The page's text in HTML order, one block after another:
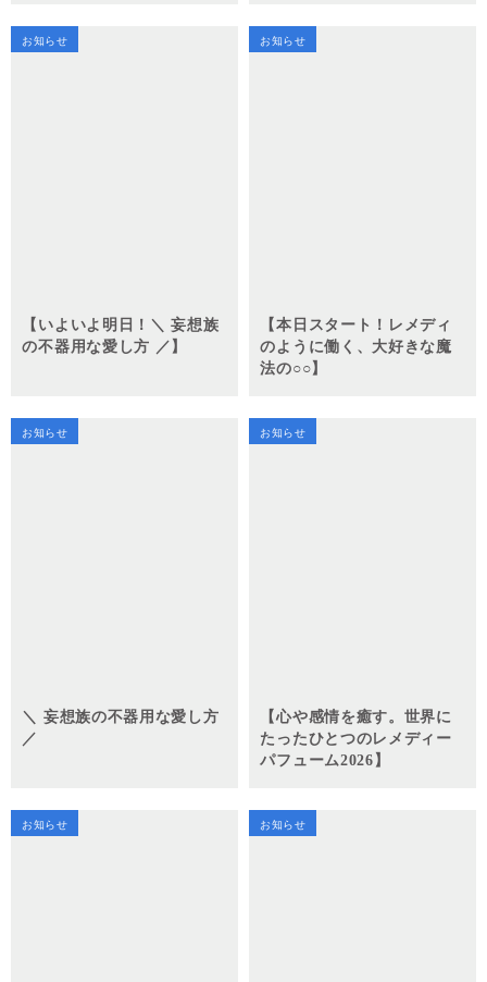
お知らせ
【いよいよ明日！＼ 妄想族
の不器用な愛し方 ／】
お知らせ
【本日スタート！レメディ
のように働く、大好きな魔
法の○○】
お知らせ
＼ 妄想族の不器用な愛し方
／
お知らせ
【心や感情を癒す。世界に
たったひとつのレメディー
パフューム2026】
お知らせ お知らせ